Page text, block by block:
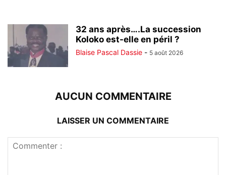
32 ans après….La succession
Koloko est-elle en péril ?
Blaise Pascal Dassie - 5 août 2026
AUCUN COMMENTAIRE
LAISSER UN COMMENTAIRE